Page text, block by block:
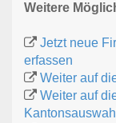
Weitere
Jetzt neue
erfassen
Weiter auf
Weiter auf
Kantonsauswahl